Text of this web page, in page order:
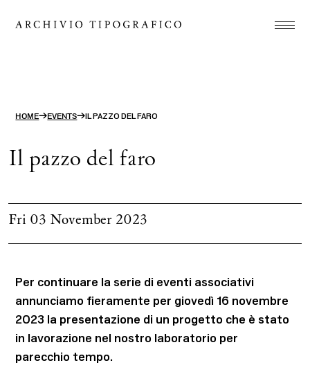
Store
ITA ENG
HOME→EVENTS→IL PAZZO DEL FARO
Il pazzo del faro
Fri 03 November 2023
Per continuare la serie di eventi associativi
annunciamo fieramente per giovedì 16 novembre
2023 la presentazione di un progetto che è stato
in lavorazione nel nostro laboratorio per
parecchio tempo.